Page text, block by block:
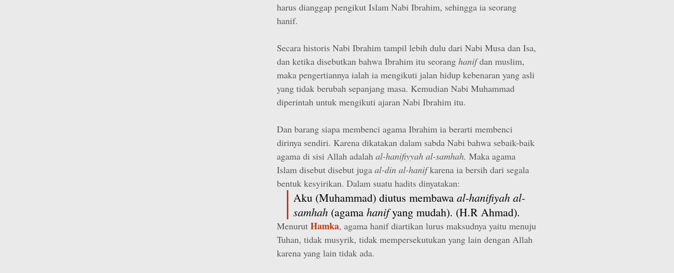
harus dianggap pengikut Islam Nabi Ibrahim, sehingga ia seorang
hanif.
Secara historis Nabi Ibrahim tampil lebih dulu dari Nabi Musa dan Isa,
dan ketika disebutkan bahwa Ibrahim itu seorang hanifdan muslim,
maka pengertiannya ialah ia mengikuti jalan hidup kebenaran yang asli
yang tidak berubah sepanjang masa. Kemudian Nabi Muhammad
diperintah untuk mengikuti ajaran Nabi Ibrahim itu.
Dan barang siapa membenci agama Ibrahim ia berarti membenci
dirinya sendiri. Karena dikatakan dalam sabda Nabi bahwa sebaik-baik
agama di sisi Allah adalah al-hanifiyyah al-samhah. Maka agama
Islam disebut disebut juga al-din al-hanifkarena ia bersih dari segala
bentuk kesyirikan. Dalam suatu hadits dinyatakan:
Aku (Muhammad) diutus membawa al-hanifiyah al-
samhah (agama hanifyang mudah). (H.R Ahmad).
Menurut Hamka, agama hanif diartikan lurus maksudnya yaitu menuju
Tuhan, tidak musyrik, tidak mempersekutukan yang lain dengan Allah
karena yang lain tidak ada.